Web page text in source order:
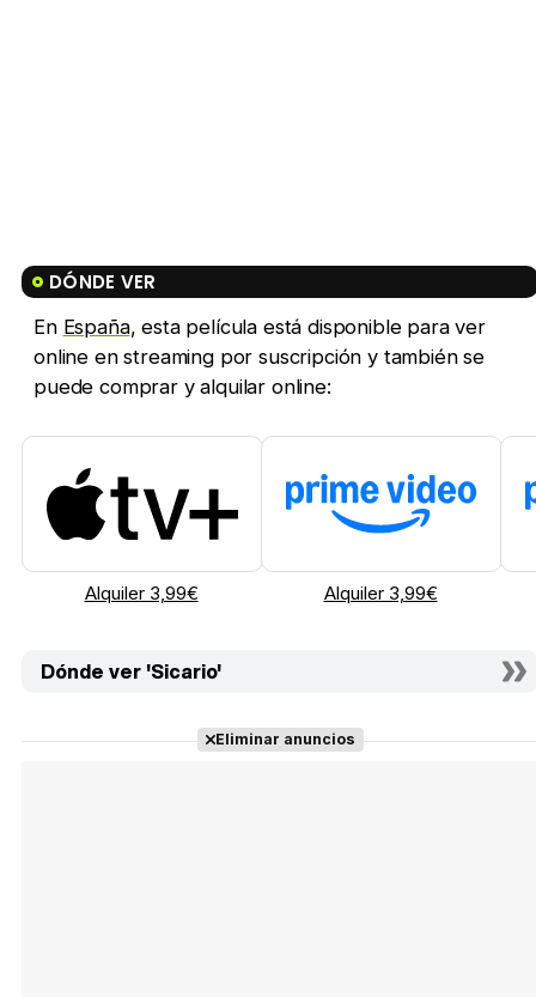
DÓNDE VER
En España, esta película está disponible para ver
online en streaming por suscripción y también se
puede comprar y alquilar online:
Alquiler 3,99€ Alquiler 3,99€
Dónde ver 'Sicario'
Eliminar anuncios